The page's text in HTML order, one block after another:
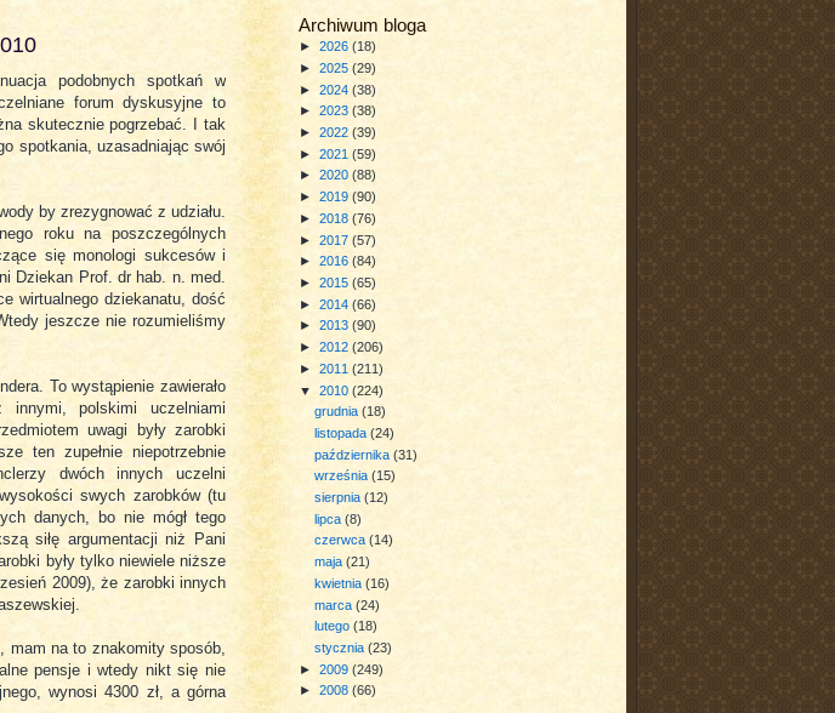
Archiwum bloga
► 2026 (18)
► 2025 (29)
► 2024 (38)
► 2023 (38)
► 2022 (39)
► 2021 (59)
► 2020 (88)
► 2019 (90)
► 2018 (76)
► 2017 (57)
► 2016 (84)
► 2015 (65)
► 2014 (66)
► 2013 (90)
► 2012 (206)
► 2011 (211)
▼ 2010 (224)
grudnia(18)
listopada(24)
października(31)
września(15)
sierpnia(12)
lipca(8)
czerwca(14)
maja(21)
kwietnia(16)
marca(24)
lutego(18)
stycznia(23)
► 2009 (249)
► 2008 (66)
podobnych spotkań w
forum dyskusyjne to
skutecznie pogrzebać. I tak
spotkania, uzasadniając swój
by zrezygnować z udziału.
roku na poszczególnych
się monologi sukcesów i
Dziekan Prof. dr hab. n. med.
wirtualnego dziekanatu, dość
jeszcze nie rozumieliśmy
To wystąpienie zawierało
polskimi uczelniami
uwagi były zarobki
ten zupełnie niepotrzebnie
dwóch innych uczelni
swych zarobków (tu
danych, bo nie mógł tego
siłę argumentacji niż Pani
były tylko niewiele niższe
2009), że zarobki innych
mam na to znakomity sposób,
pensje i wtedy nikt się nie
wynosi 4300 zł, a górna